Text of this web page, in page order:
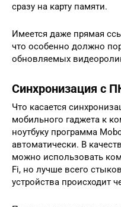
сразу на карту памяти.
Имеется даже прямая
что особенно должно
обновляемых
Синхронизация с
Что касается
мобильного гаджета к
ноутбуку программа
автоматически. В
можно использовать
Fi, но лучше всего
устройства происходит